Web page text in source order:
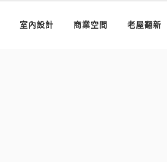
室內設計 商業空間 老屋翻新